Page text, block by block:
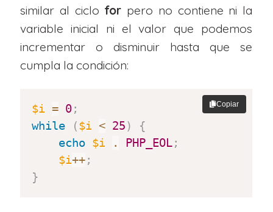
similar al ciclo for pero no contiene ni la
variable inicial ni el valor que podemos
incrementar o disminuir hasta que se
cumpla la condición:
$i = 0;
while
($i < 25)
{
echo $i . PHP_EOL;
$i++;
}
Copiar